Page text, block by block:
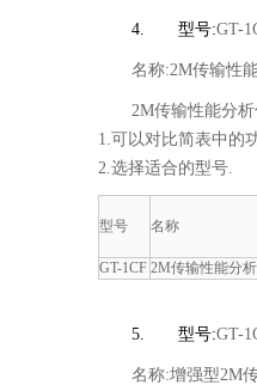
4. 型号:GT-
名称:2M传输性
2M传输性能分
1.可以对比简表中的
2.选择适合的型号.
型号 名称
GT-1CF 2M传输性能分
5. 型号:GT-
名称:增强型2M